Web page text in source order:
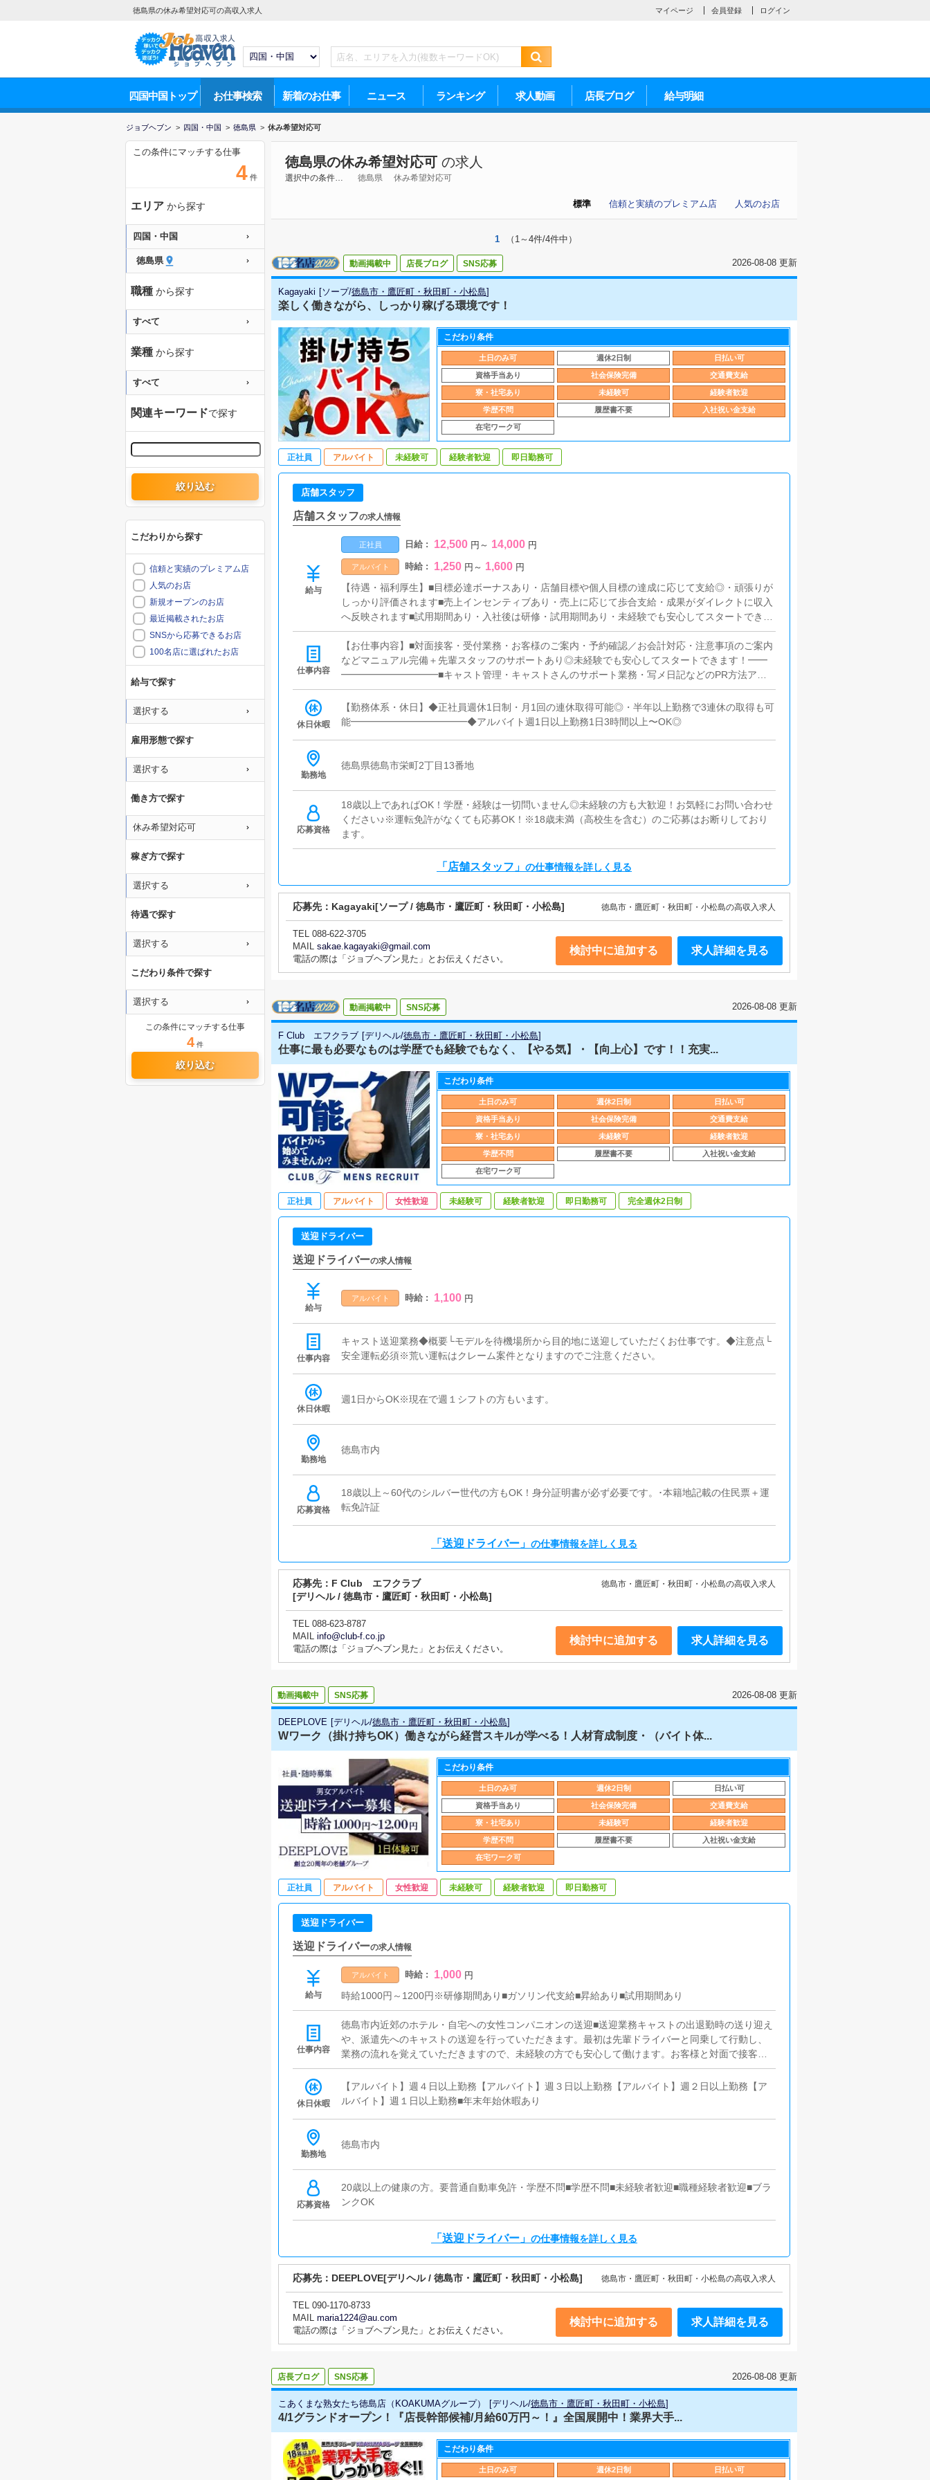
徳島県の休み希望対応可の高収入求人 マイページ 会員登録 ログイン
四国中国トップ お仕事検索 新着のお仕事 ニュース ランキング 求人動画 店長ブログ 給与明細
ジョブヘブン > 四国・中国 > 徳島県 > 休み希望対応可
徳島県の休み希望対応可 の求人
選択中の条件… 徳島県 休み希望対応可
人気のお店
信頼と実績のプレミアム店
標準
1 （1～4件/4件中）
動画掲載中 店長ブログ SNS応募 2026-08-08 更新
Kagayaki [ソープ/徳島市・鷹匠町・秋田町・小松島]
楽しく働きながら、しっかり稼げる環境です！
こだわり条件
土日のみ可 週休2日制 日払い可
資格手当あり 社会保険完備 交通費支給
寮・社宅あり 未経験可 経験者歓迎
学歴不問 履歴書不要 入社祝い金支給
在宅ワーク可
正社員 アルバイト 未経験可 経験者歓迎 即日勤務可
店舗スタッフ
店舗スタッフの求人情報
給与
正社員 日給 : 12,500 円 ～ 14,000 円
アルバイト 時給 : 1,250 円 ～ 1,600 円
【待遇・福利厚生】■目標必達ボーナスあり・店舗目標や個人目標の達成に応じて支給◎・頑張りが
しっかり評価されます■売上インセンティブあり・売上に応じて歩合支給・成果がダイレクトに収入
へ反映されます■試用期間あり・入社後は研修・試用期間あり・未経験でも安心してスタートできま
す■日払いOK・急な出費にも対応可能・働いた分をその日に受け取りOK◎■給与手渡し・振込待ち
なしで安心・希望に応じて手渡し対応可能■社員寮完備・即入居OKの個室寮あり・新生活のスター
トもサポートします
仕事内容
【お仕事内容】■対面接客・受付業務・お客様のご案内・予約確認／お会計対応・注意事項のご案内
などマニュアル完備＋先輩スタッフのサポートあり◎未経験でも安心してスタートできます！━━
━━━━━━━━━━■キャスト管理・キャストさんのサポート業務・写メ日記などのPR方法アド
バイス「どうすれば稼げるか」を一緒に考えるお仕事です◎━━━━━━━━━━━━■PC更新業
務・ヘブンネット等の情報更新・出勤情報／イベント更新・求人ブログ作成など基本は簡単な入力
作業なので、PCが苦手でも問題ありません◎━━━━━━━━━━━━■清掃・備品管理・店内清
休日休暇
【勤務体系・休日】◆正社員週休1日制・月1回の連休取得可能◎・半年以上勤務で3連休の取得も可
能━━━━━━━━━━━━◆アルバイト週1日以上勤務1日3時間以上〜OK◎
勤務地
徳島県徳島市栄町2丁目13番地
応募資格
18歳以上であればOK！学歴・経験は一切問いません◎未経験の方も大歓迎！お気軽にお問い合わせ
ください♪※運転免許がなくても応募OK！※18歳未満（高校生を含む）のご応募はお断りしており
ます。
「店舗スタッフ」 の仕事情報を詳しく見る
応募先： Kagayaki[ソープ / 徳島市・鷹匠町・秋田町・小松島] 徳島市・鷹匠町・秋田町・小松島の高収入求人
TEL 088-622-3705
MAIL sakae.kagayaki@gmail.com
電話の際は「ジョブヘブン見た」とお伝えください。
検討中に追加する 求人詳細を見る
動画掲載中 SNS応募 2026-08-08 更新
F Club エフクラブ [デリヘル/徳島市・鷹匠町・秋田町・小松島]
仕事に最も必要なものは学歴でも経験でもなく、【やる気】・【向上心】です！！充実...
こだわり条件
土日のみ可 週休2日制 日払い可
資格手当あり 社会保険完備 交通費支給
寮・社宅あり 未経験可 経験者歓迎
学歴不問 履歴書不要 入社祝い金支給
在宅ワーク可
正社員 アルバイト 女性歓迎 未経験可 経験者歓迎 即日勤務可 完全週休2日制
送迎ドライバー
送迎ドライバーの求人情報
給与
アルバイト 時給 : 1,100 円
仕事内容
キャスト送迎業務◆概要└モデルを待機場所から目的地に送迎していただくお仕事です。◆注意点└
安全運転必須※荒い運転はクレーム案件となりますのでご注意ください。
休日休暇
週1日からOK※現在で週１シフトの方もいます。
勤務地
徳島市内
応募資格
18歳以上～60代のシルバー世代の方もOK！身分証明書が必ず必要です。･本籍地記載の住民票＋運
転免許証
「送迎ドライバー」 の仕事情報を詳しく見る
応募先： F Club エフクラブ
[デリヘル / 徳島市・鷹匠町・秋田町・小松島]
徳島市・鷹匠町・秋田町・小松島の高収入求人
TEL 088-623-8787
MAIL info@club-f.co.jp
電話の際は「ジョブヘブン見た」とお伝えください。
検討中に追加する 求人詳細を見る
動画掲載中 SNS応募 2026-08-08 更新
DEEPLOVE [デリヘル/徳島市・鷹匠町・秋田町・小松島]
Wワーク（掛け持ちOK）働きながら経営スキルが学べる！人材育成制度・（バイト体...
こだわり条件
土日のみ可 週休2日制 日払い可
資格手当あり 社会保険完備 交通費支給
寮・社宅あり 未経験可 経験者歓迎
学歴不問 履歴書不要 入社祝い金支給
在宅ワーク可
正社員 アルバイト 女性歓迎 未経験可 経験者歓迎 即日勤務可
送迎ドライバー
送迎ドライバーの求人情報
給与
アルバイト 時給 : 1,000 円
時給1000円～1200円※研修期間あり■ガソリン代支給■昇給あり■試用期間あり
仕事内容
徳島市内近郊のホテル・自宅への女性コンパニオンの送迎■送迎業務キャストの出退勤時の送り迎え
や、派遣先へのキャストの送迎を行っていただきます。最初は先輩ドライバーと同乗して行動し、
業務の流れを覚えていただきますので、未経験の方でも安心して働けます。お客様と対面で接客を
お願いすることはありません。ガソリン代・高速代は支給します。■清掃業務送迎業務の空き時間
に、事務所や待機室の清掃を行っていただきます。キャストの送迎に使うお車の清掃もお願いしま
す。
休日休暇
【アルバイト】週４日以上勤務【アルバイト】週３日以上勤務【アルバイト】週２日以上勤務【ア
ルバイト】週１日以上勤務■年末年始休暇あり
勤務地
徳島市内
応募資格
20歳以上の健康の方。要普通自動車免許・学歴不問■学歴不問■未経験者歓迎■職種経験者歓迎■ブラ
ンクOK
「送迎ドライバー」 の仕事情報を詳しく見る
応募先： DEEPLOVE[デリヘル / 徳島市・鷹匠町・秋田町・小松島] 徳島市・鷹匠町・秋田町・小松島の高収入求人
TEL 090-1170-8733
MAIL maria1224@au.com
電話の際は「ジョブヘブン見た」とお伝えください。
検討中に追加する 求人詳細を見る
店長ブログ SNS応募 2026-08-08 更新
こあくまな熟女たち徳島店（KOAKUMAグループ） [デリヘル/徳島市・鷹匠町・秋田町・小松島]
4/1グランドオープン！『店長幹部候補/月給60万円～！』全国展開中！業界大手...
こだわり条件
土日のみ可 週休2日制 日払い可
この条件にマッチする仕事
4 件
エリア から探す
四国・中国
徳島県
職種 から探す
すべて
業種 から探す
すべて
関連キーワードで探す
絞り込む
こだわりから探す
信頼と実績のプレミアム店
人気のお店
新規オープンのお店
最近掲載されたお店
SNSから応募できるお店
100名店に選ばれたお店
給与で探す
選択する
雇用形態で探す
選択する
働き方で探す
休み希望対応可
稼ぎ方で探す
選択する
待遇で探す
選択する
こだわり条件で探す
選択する
この条件にマッチする仕事
4 件
絞り込む